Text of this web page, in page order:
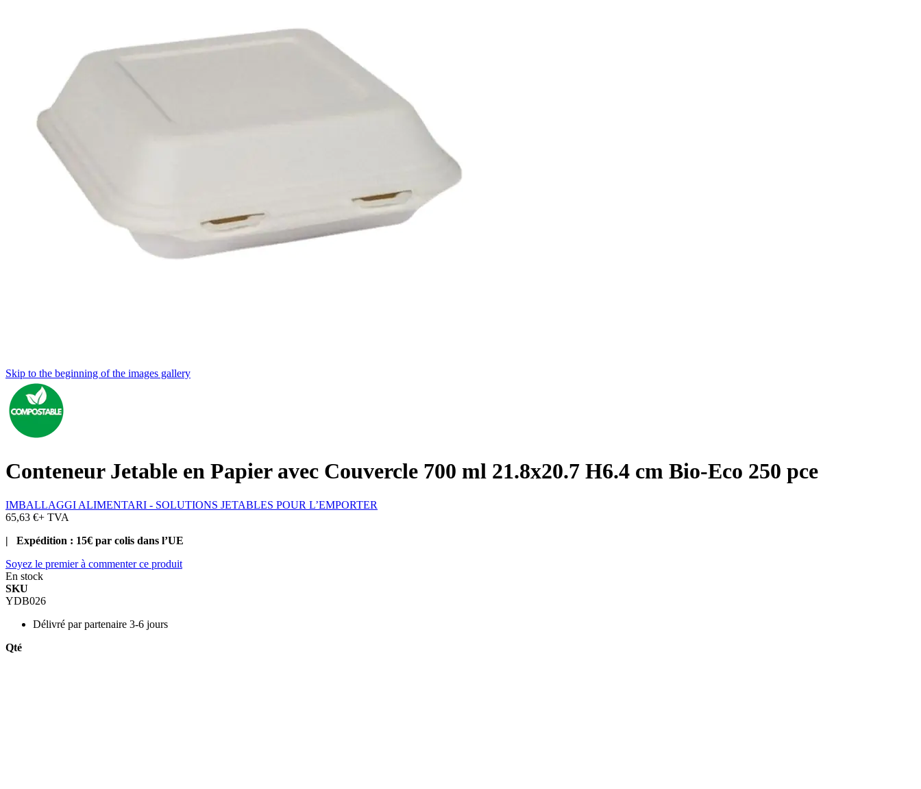
Skip to the beginning of the images gallery
Conteneur Jetable en Papier avec Couvercle 700 ml 21.8x20.7 H6.4 cm Bio-Eco 250 pce
IMBALLAGGI ALIMENTARI - SOLUTIONS JETABLES POUR L’EMPORTER
65,63 €+ TVA
| Expédition : 15€ par colis dans l’UE
Soyez le premier à commenter ce produit
En stock
SKU
YDB026
Délivré par partenaire 3-6 jours
Qté